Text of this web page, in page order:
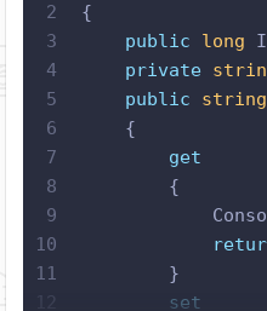
2
3
4
5
6
7
8
9
10
11
12
{
public
long
private
public
string
    {
get
        {
        }
set